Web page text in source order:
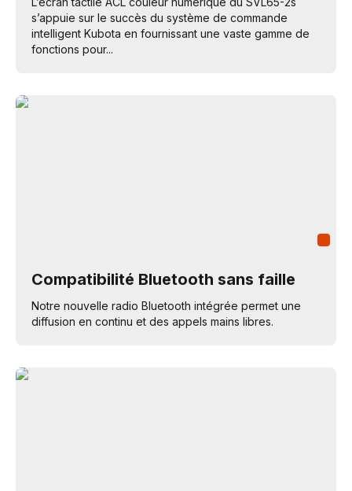
s’appuie sur le succès du système de commande
intelligent Kubota en fournissant une vaste gamme de
fonctions pour...
Compatibilité Bluetooth sans faille
Notre nouvelle radio Bluetooth intégrée permet une
diffusion en continu et des appels mains libres.